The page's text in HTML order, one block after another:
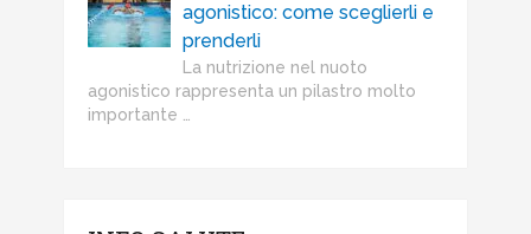
agonistico: come sceglierli e
prenderli
La nutrizione nel nuoto
agonistico rappresenta un pilastro molto
importante …